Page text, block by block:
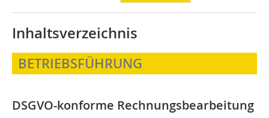
Inhaltsverzeichnis
BETRIEBSFÜHRUNG
DSGVO-konforme Rechnungsbearbeitung